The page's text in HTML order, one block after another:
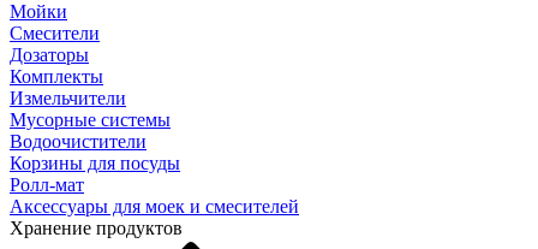
Мойки
Смесители
Дозаторы
Комплекты
Измельчители
Мусорные системы
Водоочистители
Корзины для посуды
Ролл-мат
Аксессуары для моек и смесителей
Хранение продуктов